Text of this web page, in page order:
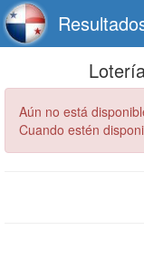
Aún no está
Cuando estén